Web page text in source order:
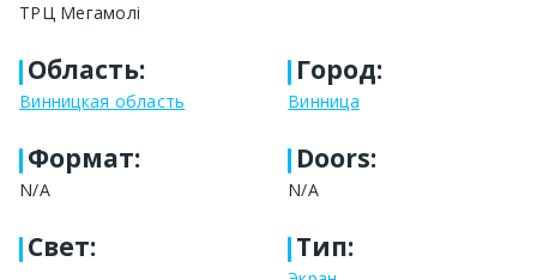
ТРЦ Мегамолі
Область:
Винницкая область
Город:
Винница
Формат:
N/A
Doors:
N/A
Свет: Тип: